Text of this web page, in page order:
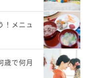
！メニュ
歳で何月